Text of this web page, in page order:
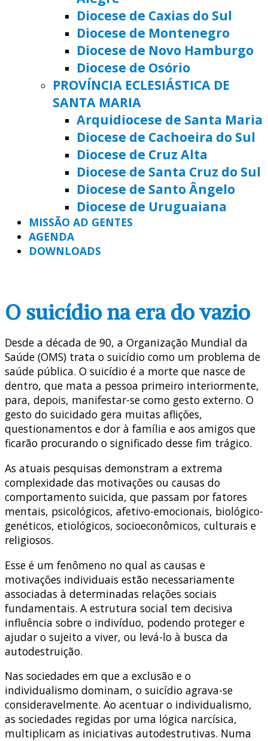
Diocese de Caxias do Sul
Diocese de Montenegro
Diocese de Novo Hamburgo
Diocese de Osório
PROVÍNCIA ECLESIÁSTICA DE
SANTA MARIA
Arquidiocese de Santa Maria
Diocese de Cachoeira do Sul
Diocese de Cruz Alta
Diocese de Santa Cruz do Sul
Diocese de Santo Ângelo
Diocese de Uruguaiana
MISSÃO AD GENTES
AGENDA
DOWNLOADS
O suicídio na era do vazio
Desde a década de 90, a Organização Mundial da
Saúde (OMS) trata o suicídio como um problema de
saúde pública. O suicídio é a morte que nasce de
dentro, que mata a pessoa primeiro interiormente,
para, depois, manifestar-se como gesto externo. O
gesto do suicidado gera muitas aflições,
questionamentos e dor à família e aos amigos que
ficarão procurando o significado desse fim trágico.
As atuais pesquisas demonstram a extrema
complexidade das motivações ou causas do
comportamento suicida, que passam por fatores
mentais, psicológicos, afetivo-emocionais, biológico-
genéticos, etiológicos, socioeconômicos, culturais e
religiosos.
Esse é um fenômeno no qual as causas e
motivações individuais estão necessariamente
associadas à determinadas relações sociais
fundamentais. A estrutura social tem decisiva
influência sobre o indivíduo, podendo proteger e
ajudar o sujeito a viver, ou levá-lo à busca da
autodestruição.
Nas sociedades em que a exclusão e o
individualismo dominam, o suicídio agrava-se
consideravelmente. Ao acentuar o individualismo,
as sociedades regidas por uma lógica narcísica,
multiplicam as iniciativas autodestrutivas. Numa